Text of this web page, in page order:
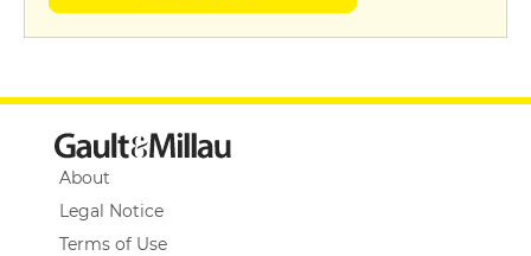
About
Legal Notice
Terms of Use